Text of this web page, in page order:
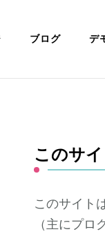
ブログ デ
このサ
このサイト
（主にプロ